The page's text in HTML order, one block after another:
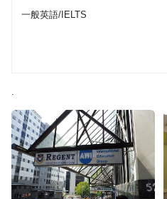
一般英語/IELTS